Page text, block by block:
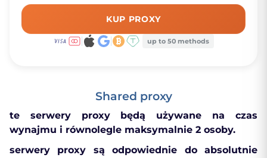
KUP PROXY
up to 50 methods
Shared proxy
te serwery proxy będą używane na czas
wynajmu i równolegle maksymalnie 2 osoby.
serwery proxy są odpowiednie do absolutnie